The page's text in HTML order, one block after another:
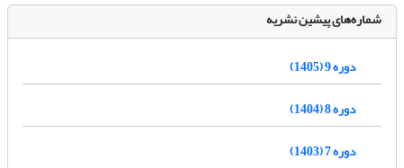
شماره‌های پیشین نشریه
دوره 9 (1405)
دوره 8 (1404)
دوره 7 (1403)